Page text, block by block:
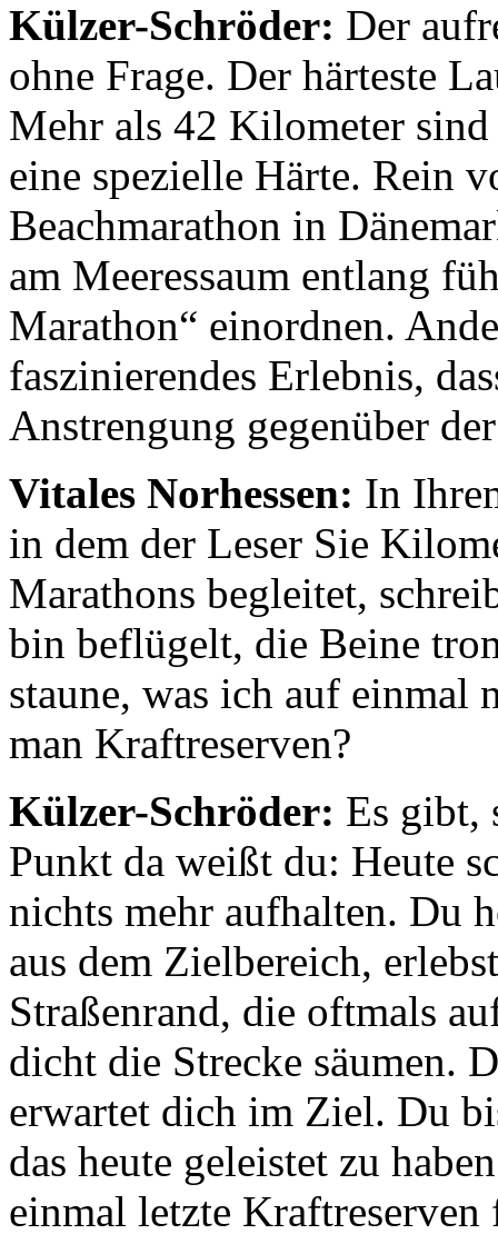
Külzer-Schröder: Der
ohne Frage. Der härteste
Mehr als 42 Kilometer
eine spezielle Härte. Rein
Beachmarathon in
am Meeressaum entlang
Marathon“ einordnen.
faszinierendes Erlebnis,
Anstrengung gegenüber
Vitales Norhessen: In
in dem der Leser Sie
Marathons begleitet,
bin beflügelt, die Beine
staune, was ich auf einmal
man Kraftreserven?
Külzer-Schröder: Es gibt,
Punkt da weißt du: Heute
nichts mehr aufhalten. Du
aus dem Zielbereich,
Straßenrand, die oftmals
dicht die Strecke säumen.
erwartet dich im Ziel. Du
das heute geleistet zu
einmal letzte Kraftreserven